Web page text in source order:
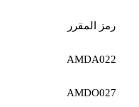
رمز المقرر
AMDA022
AMDO027